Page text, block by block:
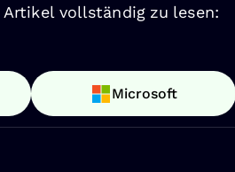
vollständig zu lesen:
Microsoft